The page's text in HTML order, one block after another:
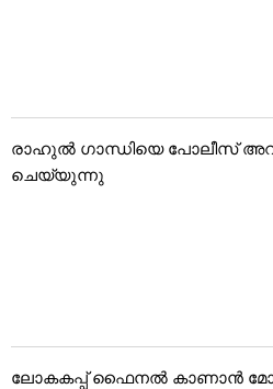
രാഹുൽ ഗാന്ധിയെ പോലീസ്
ചെയ്യുന്നു
ലോകകപ്പ് ഫൈനൽ കാണാൻ